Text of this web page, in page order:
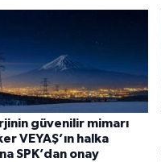
güvenilir mimarı
VEYAŞ’ın halka
SPK’dan onay